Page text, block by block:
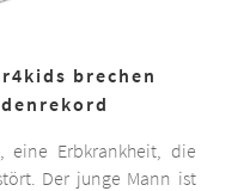
brechen
eine Erbkrankheit, die
Der junge Mann ist